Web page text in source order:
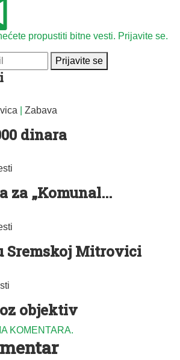
propustiti bitne vesti. Prijavite se.
Prijavite se
Zabava
dinara
za „Komunal...
Sremskoj Mitrovici
objektiv
KOMENTARA.